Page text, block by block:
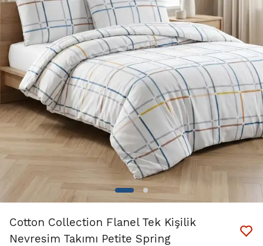
Cotton Collection Flanel Tek Kişilik
Nevresim Takımı Petite Spring